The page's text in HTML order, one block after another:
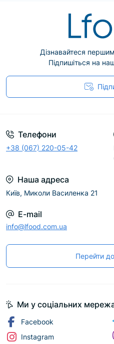
Дізнавайтеся
Підпишіться на
Телефони
+38 (067) 220-05-42
Наша адреса
Київ, Миколи Василенка 21
E-mail
info@lfood.com.ua
Перейти
Ми у соціальних
Facebook
Instagram